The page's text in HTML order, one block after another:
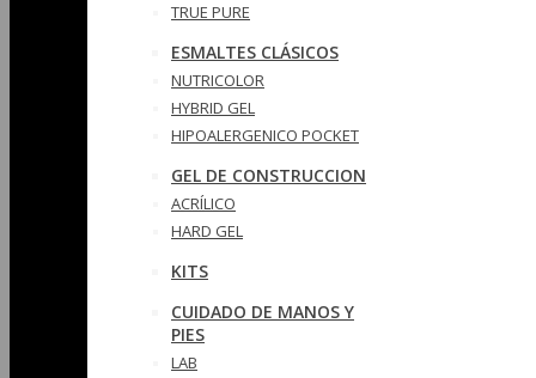
TRUE PURE
ESMALTES CLÁSICOS
NUTRICOLOR
HYBRID GEL
HIPOALERGENICO POCKET
GEL DE CONSTRUCCION
ACRÍLICO
HARD GEL
KITS
CUIDADO DE MANOS Y
PIES
LAB